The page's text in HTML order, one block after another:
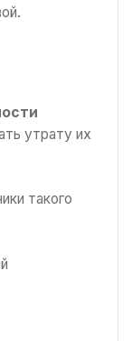
утрату их
такого